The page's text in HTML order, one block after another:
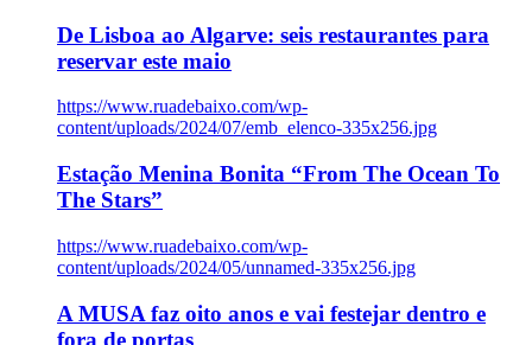
De Lisboa ao Algarve: seis restaurantes para
reservar este maio
https://www.ruadebaixo.com/wp-
content/uploads/2024/07/emb_elenco-335x256.jpg
Estação Menina Bonita “From The Ocean To
The Stars”
https://www.ruadebaixo.com/wp-
content/uploads/2024/05/unnamed-335x256.jpg
A MUSA faz oito anos e vai festejar dentro e
fora de portas